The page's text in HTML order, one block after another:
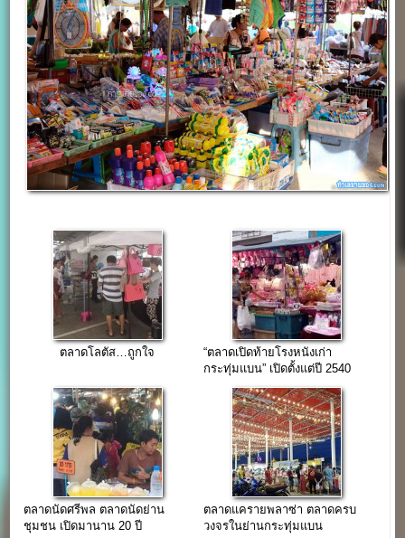
ตลาดโลตัส…ถูกใจ
“ตลาดเปิดท้ายโรงหนังเก่า
กระทุ่มแบน” เปิดตั้งแต่ปี 2540
ตลาดนัดศรีพล ตลาดนัดย่าน
ชุมชน เปิดมานาน 20 ปี
ตลาดแครายพลาซ่า ตลาดครบ
วงจรในย่านกระทุ่มแบน